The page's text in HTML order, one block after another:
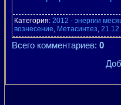
Категория: 2012 - энергии
вознесение, Метасинтез,
Всего комментариев: 0